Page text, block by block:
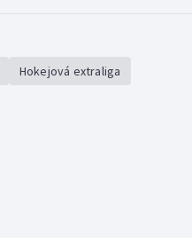
Hokejová extraliga